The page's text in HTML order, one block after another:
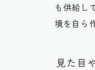
も供給し
境を自ら
見た目